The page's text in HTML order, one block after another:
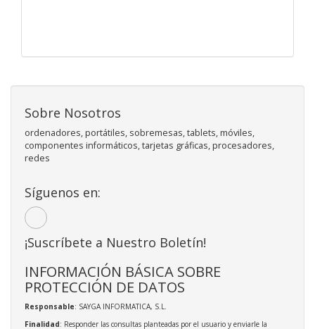
Sobre Nosotros
ordenadores, portátiles, sobremesas, tablets, móviles,
componentes informáticos, tarjetas gráficas, procesadores,
redes
Síguenos en:
¡Suscríbete a Nuestro Boletín!
INFORMACIÓN BÁSICA SOBRE
PROTECCIÓN DE DATOS
Responsable: SAYGA INFORMATICA, S.L.
Finalidad: Responder las consultas planteadas por el usuario y enviarle la